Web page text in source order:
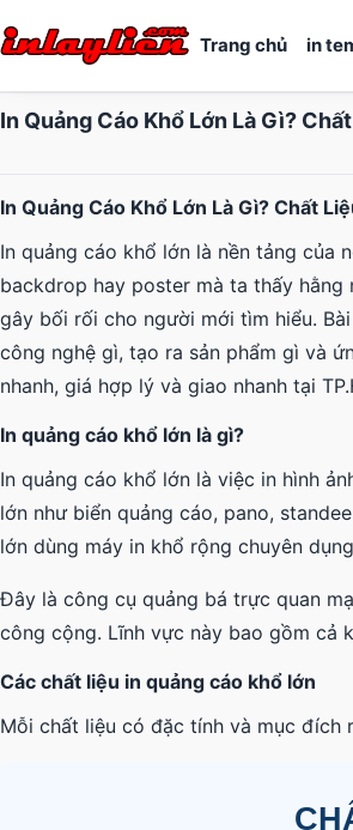
Trang chủ in
In Quảng Cáo Khổ Lớn Là Gì?
In Quảng Cáo Khổ Lớn Là Gì? Chất
In quảng cáo khổ lớn là nền tảng của
backdrop hay poster mà ta thấy hằng
gây bối rối cho người mới tìm hiểu.
công nghệ gì, tạo ra sản phẩm gì và
nhanh, giá hợp lý và giao nhanh tại
In quảng cáo khổ lớn là gì?
In quảng cáo khổ lớn là việc in hình
lớn như biển quảng cáo, pano,
lớn dùng máy in khổ rộng chuyên
Đây là công cụ quảng bá trực quan
công cộng. Lĩnh vực này bao gồm cả
Các chất liệu in quảng cáo khổ lớn
Mỗi chất liệu có đặc tính và mục đích